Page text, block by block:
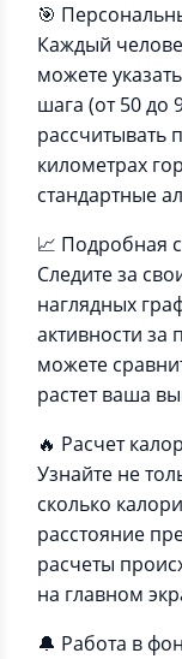
🎯
Каждый
можете
шага (от 50 до
рассчитывать
километрах
стандартные
📈 Подробная
Следите за
наглядных
активности
можете
растет ваша
🔥 Расчет
Узнайте не
сколько
расстояние
расчеты
на главном
🔔 Работа в